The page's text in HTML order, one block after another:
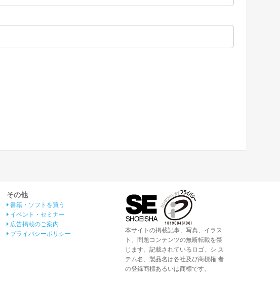
その他
書籍・ソフトを買う
イベント・セミナー
広告掲載のご案内
プライバシーポリシー
本サイトの掲載記事、写真、イラス
ト、問題コンテンツの無断転載を禁
じます。記載されているロゴ、シ ス
テム名、製品名は各社及び商標権 者
の登録商標あるいは商標です。